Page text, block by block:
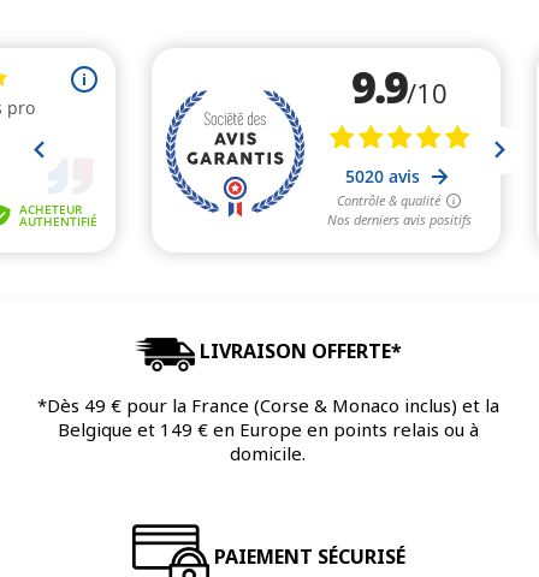
LIVRAISON OFFERTE*
*Dès 49 € pour la France (Corse & Monaco inclus) et la
Belgique et 149 € en Europe en points relais ou à
domicile.
PAIEMENT SÉCURISÉ